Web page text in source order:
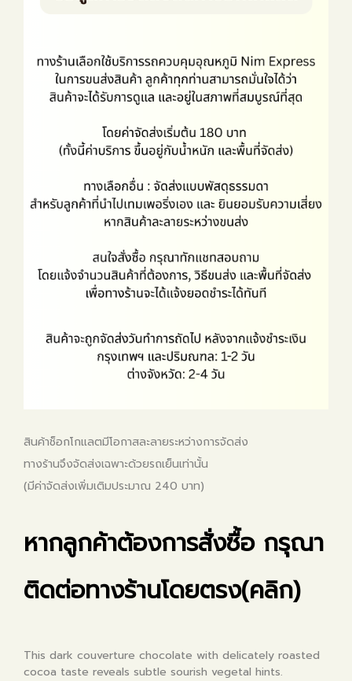
สินค้าช็อกโกแลตมีโอกาสละลายระหว่างการจัดส่ง
ทางร้านจึงจัดส่งเฉพาะด้วยรถเย็นเท่านั้น
(มีค่าจัดส่งเพิ่มเติมประมาณ 240 บาท)
หากลูกค้าต้องการสั่งซื้อ กรุณา
ติดต่อทางร้านโดยตรง(คลิก)
This dark couverture chocolate with delicately roasted
cocoa taste reveals subtle sourish vegetal hints.